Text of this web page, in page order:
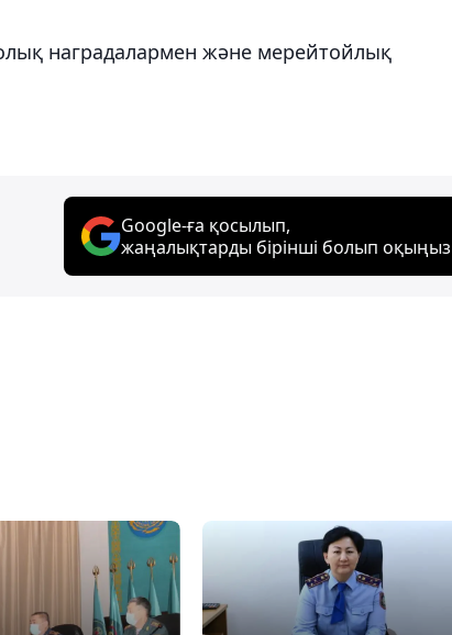
наградалармен және мерейтойлық
Google-ға қосылып,
жаңалықтарды бірінші болып оқыңыз